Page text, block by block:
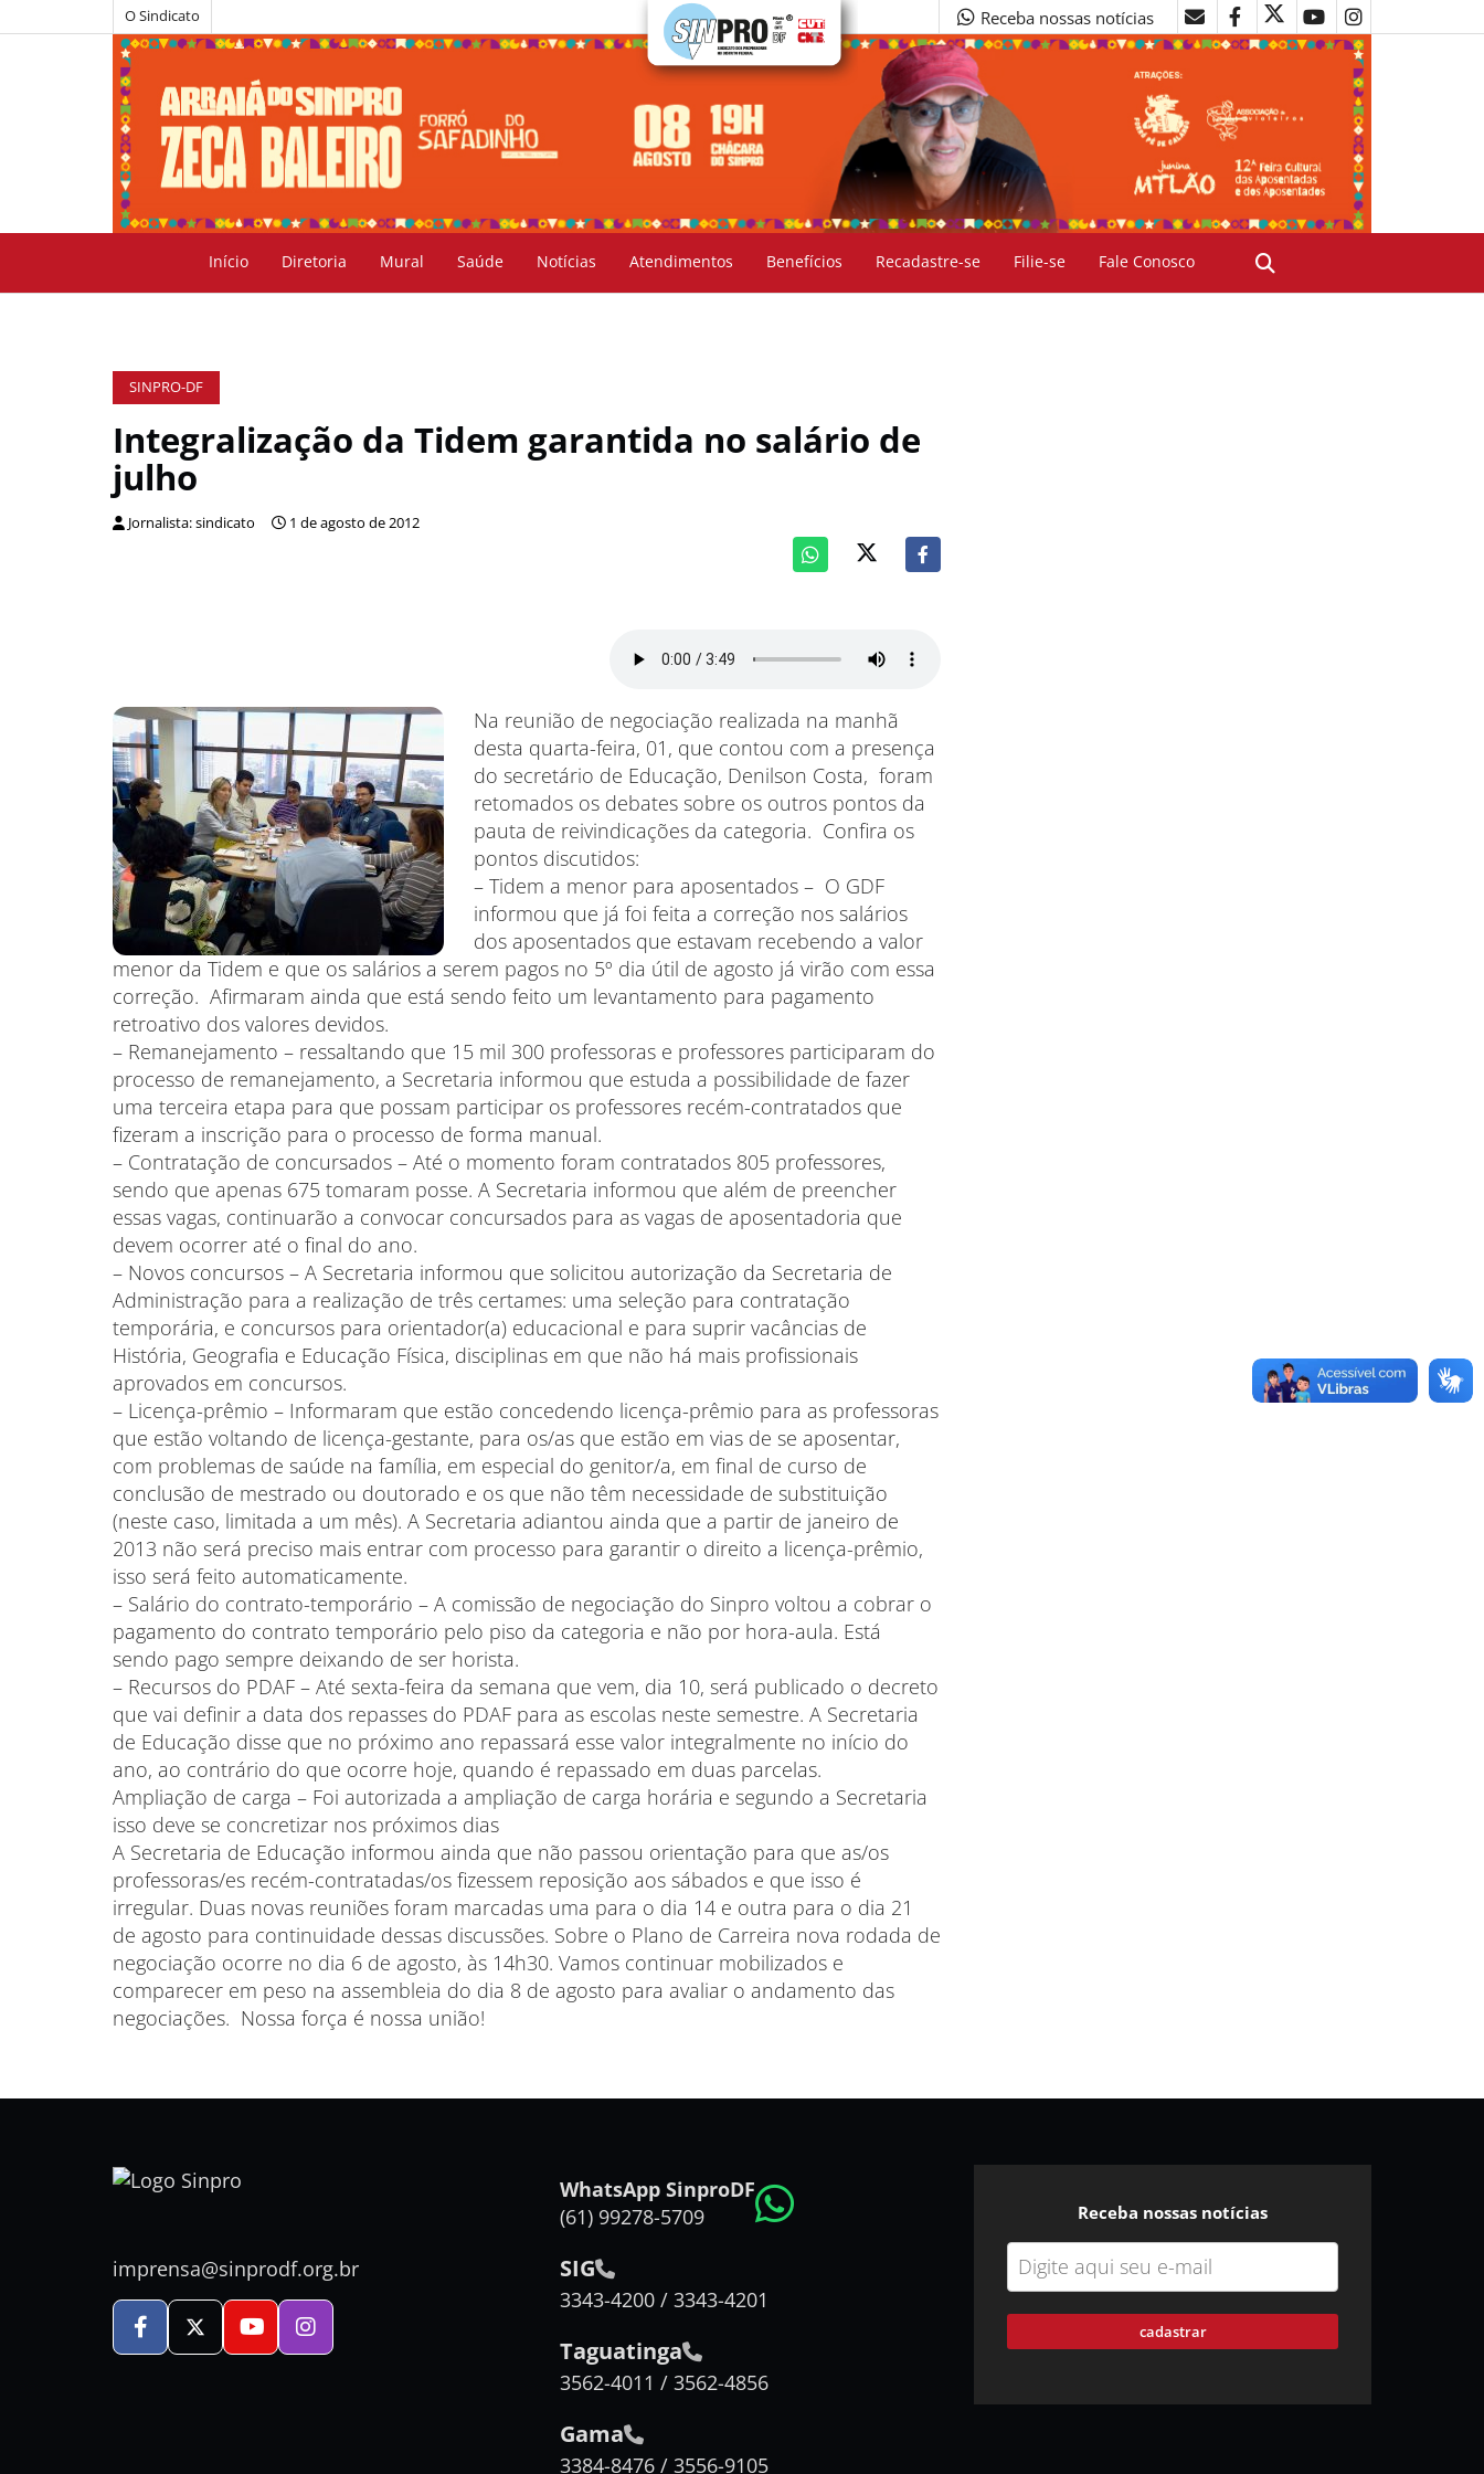
O Sindicato Receba nossas notícias
Início Diretoria Mural Saúde Notícias Atendimentos Benefícios Recadastre-se Filie-se Fale Conosco
SINPRO-DF
Integralização da Tidem garantida no salário de
julho
Jornalista: sindicato 1 de agosto de 2012
Na reunião de negociação realizada na manhã
desta quarta-feira, 01, que contou com a presença
do secretário de Educação, Denilson Costa, foram
retomados os debates sobre os outros pontos da
pauta de reivindicações da categoria. Confira os
pontos discutidos:
– Tidem a menor para aposentados – O GDF
informou que já foi feita a correção nos salários
dos aposentados que estavam recebendo a valor
menor da Tidem e que os salários a serem pagos no 5º dia útil de agosto já virão com essa
correção. Afirmaram ainda que está sendo feito um levantamento para pagamento
retroativo dos valores devidos.
– Remanejamento – ressaltando que 15 mil 300 professoras e professores participaram do
processo de remanejamento, a Secretaria informou que estuda a possibilidade de fazer
uma terceira etapa para que possam participar os professores recém-contratados que
fizeram a inscrição para o processo de forma manual.
– Contratação de concursados – Até o momento foram contratados 805 professores,
sendo que apenas 675 tomaram posse. A Secretaria informou que além de preencher
essas vagas, continuarão a convocar concursados para as vagas de aposentadoria que
devem ocorrer até o final do ano.
– Novos concursos – A Secretaria informou que solicitou autorização da Secretaria de
Administração para a realização de três certames: uma seleção para contratação
temporária, e concursos para orientador(a) educacional e para suprir vacâncias de
História, Geografia e Educação Física, disciplinas em que não há mais profissionais
aprovados em concursos.
– Licença-prêmio – Informaram que estão concedendo licença-prêmio para as professoras
que estão voltando de licença-gestante, para os/as que estão em vias de se aposentar,
com problemas de saúde na família, em especial do genitor/a, em final de curso de
conclusão de mestrado ou doutorado e os que não têm necessidade de substituição
(neste caso, limitada a um mês). A Secretaria adiantou ainda que a partir de janeiro de
2013 não será preciso mais entrar com processo para garantir o direito a licença-prêmio,
isso será feito automaticamente.
– Salário do contrato-temporário – A comissão de negociação do Sinpro voltou a cobrar o
pagamento do contrato temporário pelo piso da categoria e não por hora-aula. Está
sendo pago sempre deixando de ser horista.
– Recursos do PDAF – Até sexta-feira da semana que vem, dia 10, será publicado o decreto
que vai definir a data dos repasses do PDAF para as escolas neste semestre. A Secretaria
de Educação disse que no próximo ano repassará esse valor integralmente no início do
ano, ao contrário do que ocorre hoje, quando é repassado em duas parcelas.
Ampliação de carga – Foi autorizada a ampliação de carga horária e segundo a Secretaria
isso deve se concretizar nos próximos dias
A Secretaria de Educação informou ainda que não passou orientação para que as/os
professoras/es recém-contratadas/os fizessem reposição aos sábados e que isso é
irregular. Duas novas reuniões foram marcadas uma para o dia 14 e outra para o dia 21
de agosto para continuidade dessas discussões. Sobre o Plano de Carreira nova rodada de
negociação ocorre no dia 6 de agosto, às 14h30. Vamos continuar mobilizados e
comparecer em peso na assembleia do dia 8 de agosto para avaliar o andamento das
negociações. Nossa força é nossa união!
imprensa@sinprodf.org.br
WhatsApp SinproDF
(61) 99278-5709
SIG
3343-4200 / 3343-4201
Taguatinga
3562-4011 / 3562-4856
Gama
3384-8476 / 3556-9105
Receba nossas notícias
cadastrar